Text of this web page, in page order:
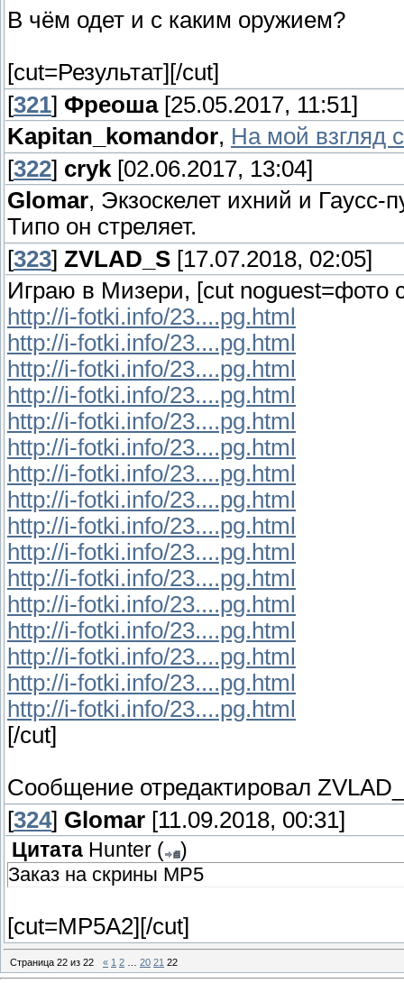
В чём одет и с каким оружием?
[cut=Результат] [/cut]
[321] Фреоша[25.05.2017, 11:51]
Kapitan_komandor, На мой взгляд
[322] cryk [02.06.2017, 13:04]
Glomar, Экзоскелет ихний и Гаусс-
Типо он стреляет.
[323] ZVLAD_S [17.07.2018, 02:05]
Играю в Мизери, [cut noguest=фото
http://i-fotki.info/23....pg.html
http://i-fotki.info/23....pg.html
http://i-fotki.info/23....pg.html
http://i-fotki.info/23....pg.html
http://i-fotki.info/23....pg.html
http://i-fotki.info/23....pg.html
http://i-fotki.info/23....pg.html
http://i-fotki.info/23....pg.html
http://i-fotki.info/23....pg.html
http://i-fotki.info/23....pg.html
http://i-fotki.info/23....pg.html
http://i-fotki.info/23....pg.html
http://i-fotki.info/23....pg.html
http://i-fotki.info/23....pg.html
http://i-fotki.info/23....pg.html
http://i-fotki.info/23....pg.html
[/cut]
Сообщение отредактировал
[324] Glomar [11.09.2018, 00:31]
Цитата Hunter (
)
Заказ на скрины MP5
[cut=MP5A2] [/cut]
Страница 22 из 22 « 1 2 20 21 22